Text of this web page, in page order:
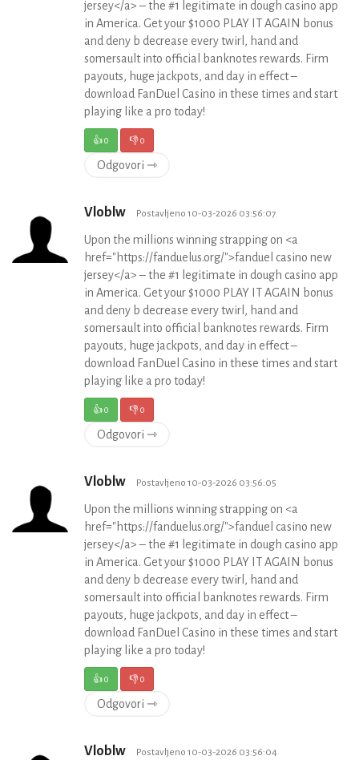
jersey</a> – the #1 legitimate in dough casino app
in America. Get your $1000 PLAY IT AGAIN bonus
and deny b decrease every twirl, hand and
somersault into official banknotes rewards. Firm
payouts, huge jackpots, and day in effect –
download FanDuel Casino in these times and start
playing like a pro today!
👍0 👎0
Odgovori ⇾
Vloblw Postavljeno 10-03-2026 03:56:07
Upon the millions winning strapping on <a
href="https://fanduelus.org/">fanduel casino new
jersey</a> – the #1 legitimate in dough casino app
in America. Get your $1000 PLAY IT AGAIN bonus
and deny b decrease every twirl, hand and
somersault into official banknotes rewards. Firm
payouts, huge jackpots, and day in effect –
download FanDuel Casino in these times and start
playing like a pro today!
👍0 👎0
Odgovori ⇾
Vloblw Postavljeno 10-03-2026 03:56:05
Upon the millions winning strapping on <a
href="https://fanduelus.org/">fanduel casino new
jersey</a> – the #1 legitimate in dough casino app
in America. Get your $1000 PLAY IT AGAIN bonus
and deny b decrease every twirl, hand and
somersault into official banknotes rewards. Firm
payouts, huge jackpots, and day in effect –
download FanDuel Casino in these times and start
playing like a pro today!
👍0 👎0
Odgovori ⇾
Vloblw Postavljeno 10-03-2026 03:56:04